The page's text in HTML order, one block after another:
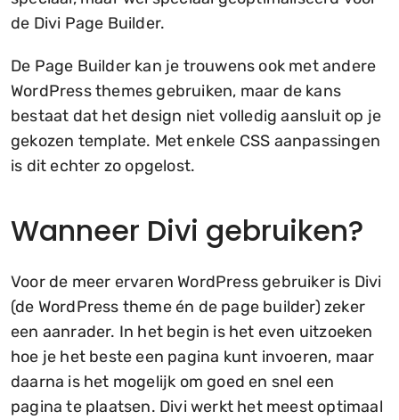
de Divi Page Builder.
De Page Builder kan je trouwens ook met andere
WordPress themes gebruiken, maar de kans
bestaat dat het design niet volledig aansluit op je
gekozen template. Met enkele CSS aanpassingen
is dit echter zo opgelost.
Wanneer Divi gebruiken?
Voor de meer ervaren WordPress gebruiker is Divi
(de WordPress theme én de page builder) zeker
een aanrader. In het begin is het even uitzoeken
hoe je het beste een pagina kunt invoeren, maar
daarna is het mogelijk om goed en snel een
pagina te plaatsen. Divi werkt het meest optimaal